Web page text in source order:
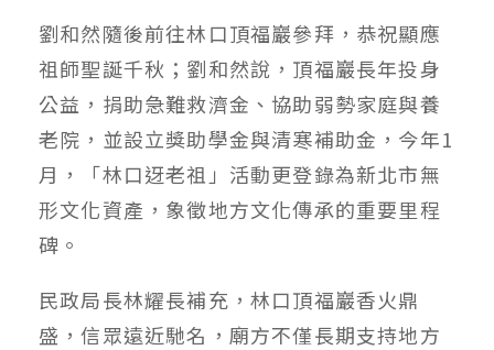
劉和然隨後前往林口頂福巖參拜，恭祝顯應
祖師聖誕千秋；劉和然說，頂福巖長年投身
公益，捐助急難救濟金、協助弱勢家庭與養
老院，並設立獎助學金與清寒補助金，今年1
月，「林口迓老祖」活動更登錄為新北市無
形文化資產，象徵地方文化傳承的重要里程
碑。
民政局長林耀長補充，林口頂福巖香火鼎
盛，信眾遠近馳名，廟方不僅長期支持地方